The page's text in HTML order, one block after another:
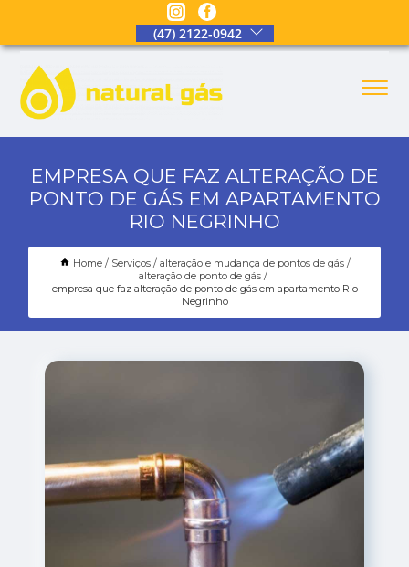
(47) 2122-0942
EMPRESA QUE FAZ ALTERAÇÃO DE
PONTO DE GÁS EM APARTAMENTO
RIO NEGRINHO
Home Serviços
alteração e mudança de pontos de gás
alteração de ponto de gás
empresa que faz alteração de ponto de gás em apartamento Rio
Negrinho